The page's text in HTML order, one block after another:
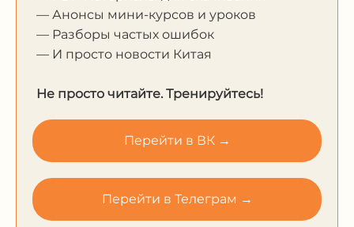
— Анонсы мини-курсов и уроков
— Разборы частых ошибок
— И просто новости Китая
Не просто читайте. Тренируйтесь!
Перейти в ВК →
Перейти в Телеграм →